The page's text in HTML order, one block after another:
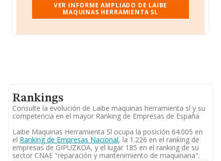
VER INFORME AMPLIADO DE LAIBE
MAQUINAS HERRAMIENTA SL
Rankings
Consulte la evolución de Laibe maquinas herramienta sl y su
competencia en el mayor Ranking de Empresas de España
Laibe Maquinas Herramienta Sl ocupa la posición 64.005 en
el Ranking de Empresas Nacional, la 1.226 en el ranking de
empresas de GIPUZKOA, y el lugar 185 en el ranking de su
sector CNAE "reparación y mantenimiento de maquinaria".